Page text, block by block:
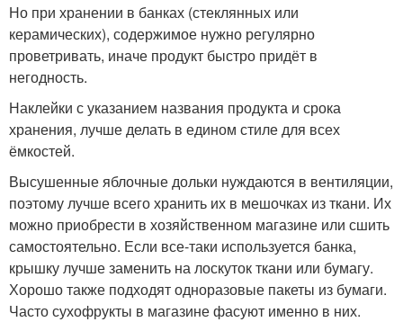
Но при хранении в банках (стеклянных или
керамических), содержимое нужно регулярно
проветривать, иначе продукт быстро придёт в
негодность.
Наклейки с указанием названия продукта и срока
хранения, лучше делать в едином стиле для всех
ёмкостей.
Высушенные яблочные дольки нуждаются в вентиляции,
поэтому лучше всего хранить их в мешочках из ткани. Их
можно приобрести в хозяйственном магазине или сшить
самостоятельно. Если все-таки используется банка,
крышку лучше заменить на лоскуток ткани или бумагу.
Хорошо также подходят одноразовые пакеты из бумаги.
Часто сухофрукты в магазине фасуют именно в них.